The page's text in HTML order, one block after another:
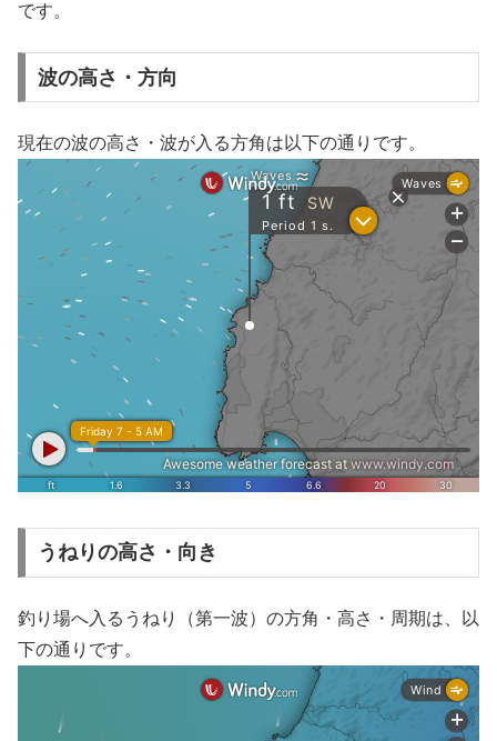
です。
波の高さ・方向
現在の波の高さ・波が入る方角は以下の通りです。
うねりの高さ・向き
釣り場へ入るうねり（第一波）の方角・高さ・周期は、以
下の通りです。